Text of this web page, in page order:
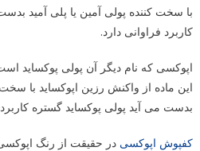
با سخت کننده پولی آمین یا پلی آمید
کاربرد فراوانی دارد.
اپوکسی که نام دیگر آن پولی پوکساید
این ماده از واکنش رزین اپوکساید با سخت
بدست می آید پولی پوکساید گستره کاربرد
کفپوش اپوکسی در حقیقت از رنگ